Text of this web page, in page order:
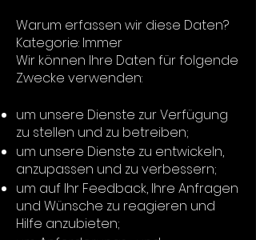
Warum erfassen wir diese Daten?
Kategorie: Immer
Wir können Ihre Daten für folgende
Zwecke verwenden:
um unsere Dienste zur Verfügung
zu stellen und zu betreiben;
um unsere Dienste zu entwickeln,
anzupassen und zu verbessern;
um auf Ihr Feedback, Ihre Anfragen
und Wünsche zu reagieren und
Hilfe anzubieten;